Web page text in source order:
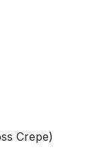
Crepe)